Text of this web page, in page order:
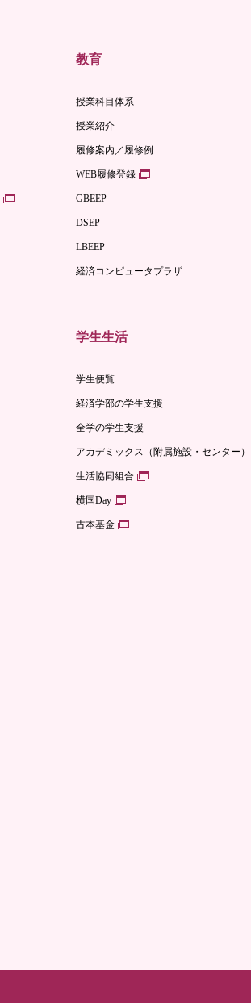
教育
授業科目体系
授業紹介
履修案内／履修例
WEB履修登録
GBEEP
DSEP
LBEEP
経済コンピュータプラザ
学生生活
学生便覧
経済学部の学生支援
全学の学生支援
アカデミックス（附属施設・センター）
生活協同組合
横国Day
古本基金